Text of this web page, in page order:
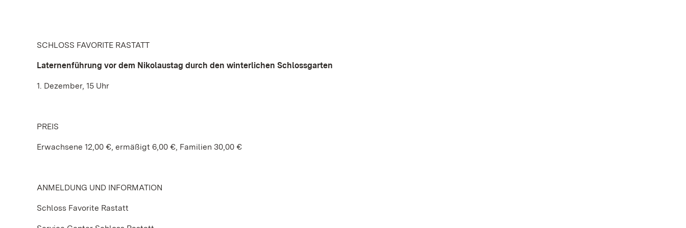
SCHLOSS FAVORITE RASTATT
Laternenführung vor dem Nikolaustag durch den winterlichen Schlossgarten
1. Dezember, 15 Uhr
PREIS
Erwachsene 12,00 €, ermäßigt 6,00 €, Familien 30,00 €
ANMELDUNG UND INFORMATION
Schloss Favorite Rastatt